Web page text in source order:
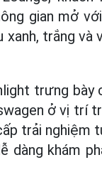
gian mở
xanh, trắng và
trưng bày
ở vị trí
trải nghiệm
dàng khám